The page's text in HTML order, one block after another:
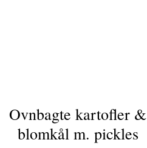
Ovnbagte kartofler &
blomkål m. pickles